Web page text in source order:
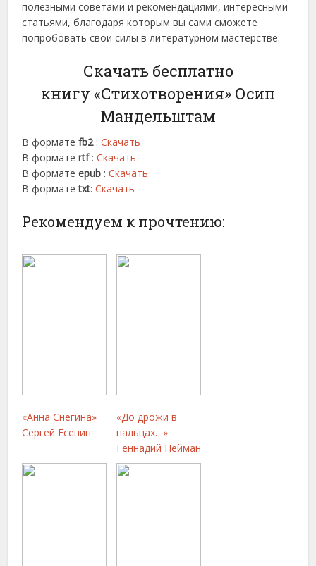
полезными советами и рекомендациями, интересными
статьями, благодаря которым вы сами сможете
попробовать свои силы в литературном мастерстве.
Скачать бесплатно
книгу «Стихотворения» Осип
Мандельштам
В форматеfb2:Скачать
В форматеrtf :Скачать
В форматеepub :Скачать
В форматеtxt:Скачать
Рекомендуем к прочтению:
«Анна Снегина»
Сергей Есенин
«До дрожи в
пальцах…»
Геннадий Нейман